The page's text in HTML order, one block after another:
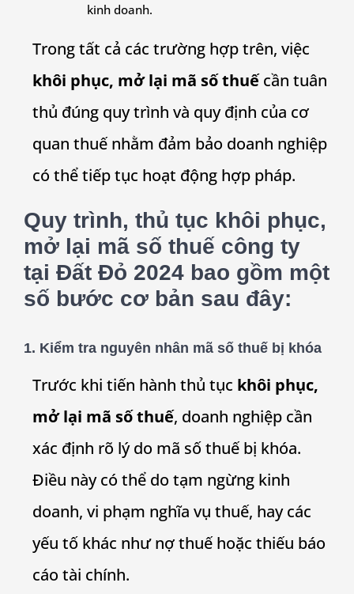
kinh doanh.
Trong tất cả các trường hợp trên, việc
khôi phục, mở lại mã số thuếcần tuân
thủ đúng quy trình và quy định của cơ
quan thuế nhằm đảm bảo doanh nghiệp
có thể tiếp tục hoạt động hợp pháp.
Quy trình, thủ tục khôi phục,
mở lại mã số thuế công ty
tại Đất Đỏ 2024 bao gồm một
số bước cơ bản sau đây:
1. Kiểm tra nguyên nhân mã số thuế bị khóa
Trước khi tiến hành thủ tục khôi phục,
mở lại mã số thuế, doanh nghiệp cần
xác định rõ lý do mã số thuế bị khóa.
Điều này có thể do tạm ngừng kinh
doanh, vi phạm nghĩa vụ thuế, hay các
yếu tố khác như nợ thuế hoặc thiếu báo
cáo tài chính.